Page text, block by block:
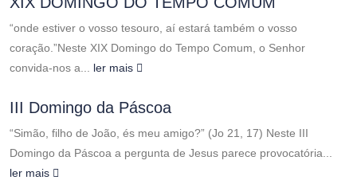
“onde estiver o vosso tesouro, aí estará também o vosso
coração.”Neste XIX Domingo do Tempo Comum, o Senhor
convida-nos a... ler mais
III Domingo da Páscoa
“Simão, filho de João, és meu amigo?” (Jo 21, 17) Neste III
Domingo da Páscoa a pergunta de Jesus parece provocatória...
ler mais